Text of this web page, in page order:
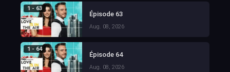
1 - 63
Épisode 63
Aug. 08, 2026
1 - 64
Épisode 64
Aug. 08, 2026